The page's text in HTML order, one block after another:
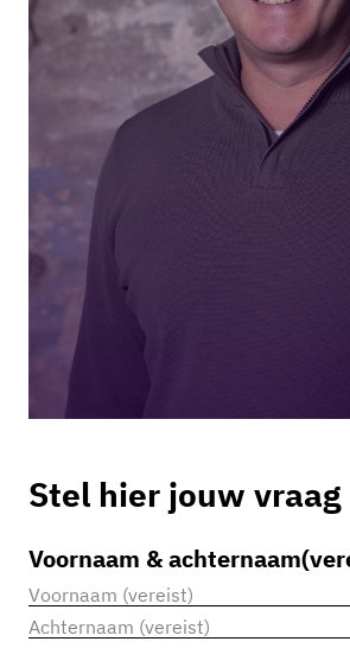
Stel hier jouw vraag
Voornaam & achternaam
Voornaam